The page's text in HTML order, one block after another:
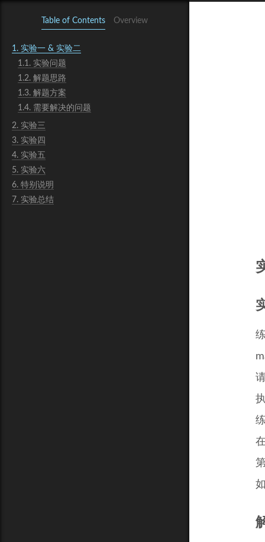
Table of Contents Overview
1. 实验一 & 实验二
1.1. 实验问题
1.2. 解题思路
1.3. 解题方案
1.4. 需要解决的问题
2. 实验三
3. 实验四
4. 实验五
5. 实验六
6. 特别说明
7. 实验总结